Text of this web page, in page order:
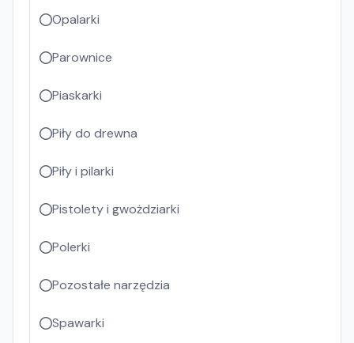
Opalarki
Parownice
Piaskarki
Piły do drewna
Piły i pilarki
Pistolety i gwożdziarki
Polerki
Pozostałe narzędzia
Spawarki